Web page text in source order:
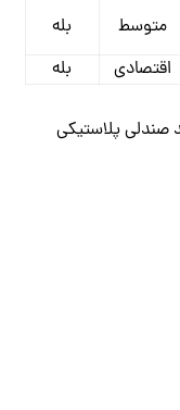
متوسط
بله
اقتصادی بله
صندلی پلاستیکی